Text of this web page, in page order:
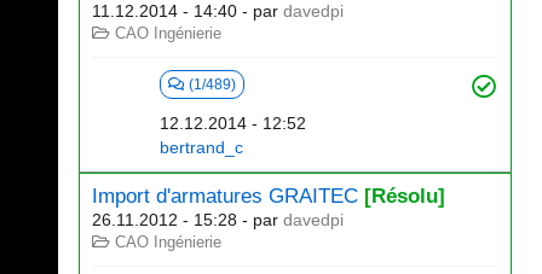
11.12.2014 - 14:40 - par davedpi
CAO Ingénierie
(1/489)
12.12.2014 - 12:52
bertrand_c
Import d'armatures GRAITEC [Résolu]
26.11.2012 - 15:28 - par davedpi
CAO Ingénierie